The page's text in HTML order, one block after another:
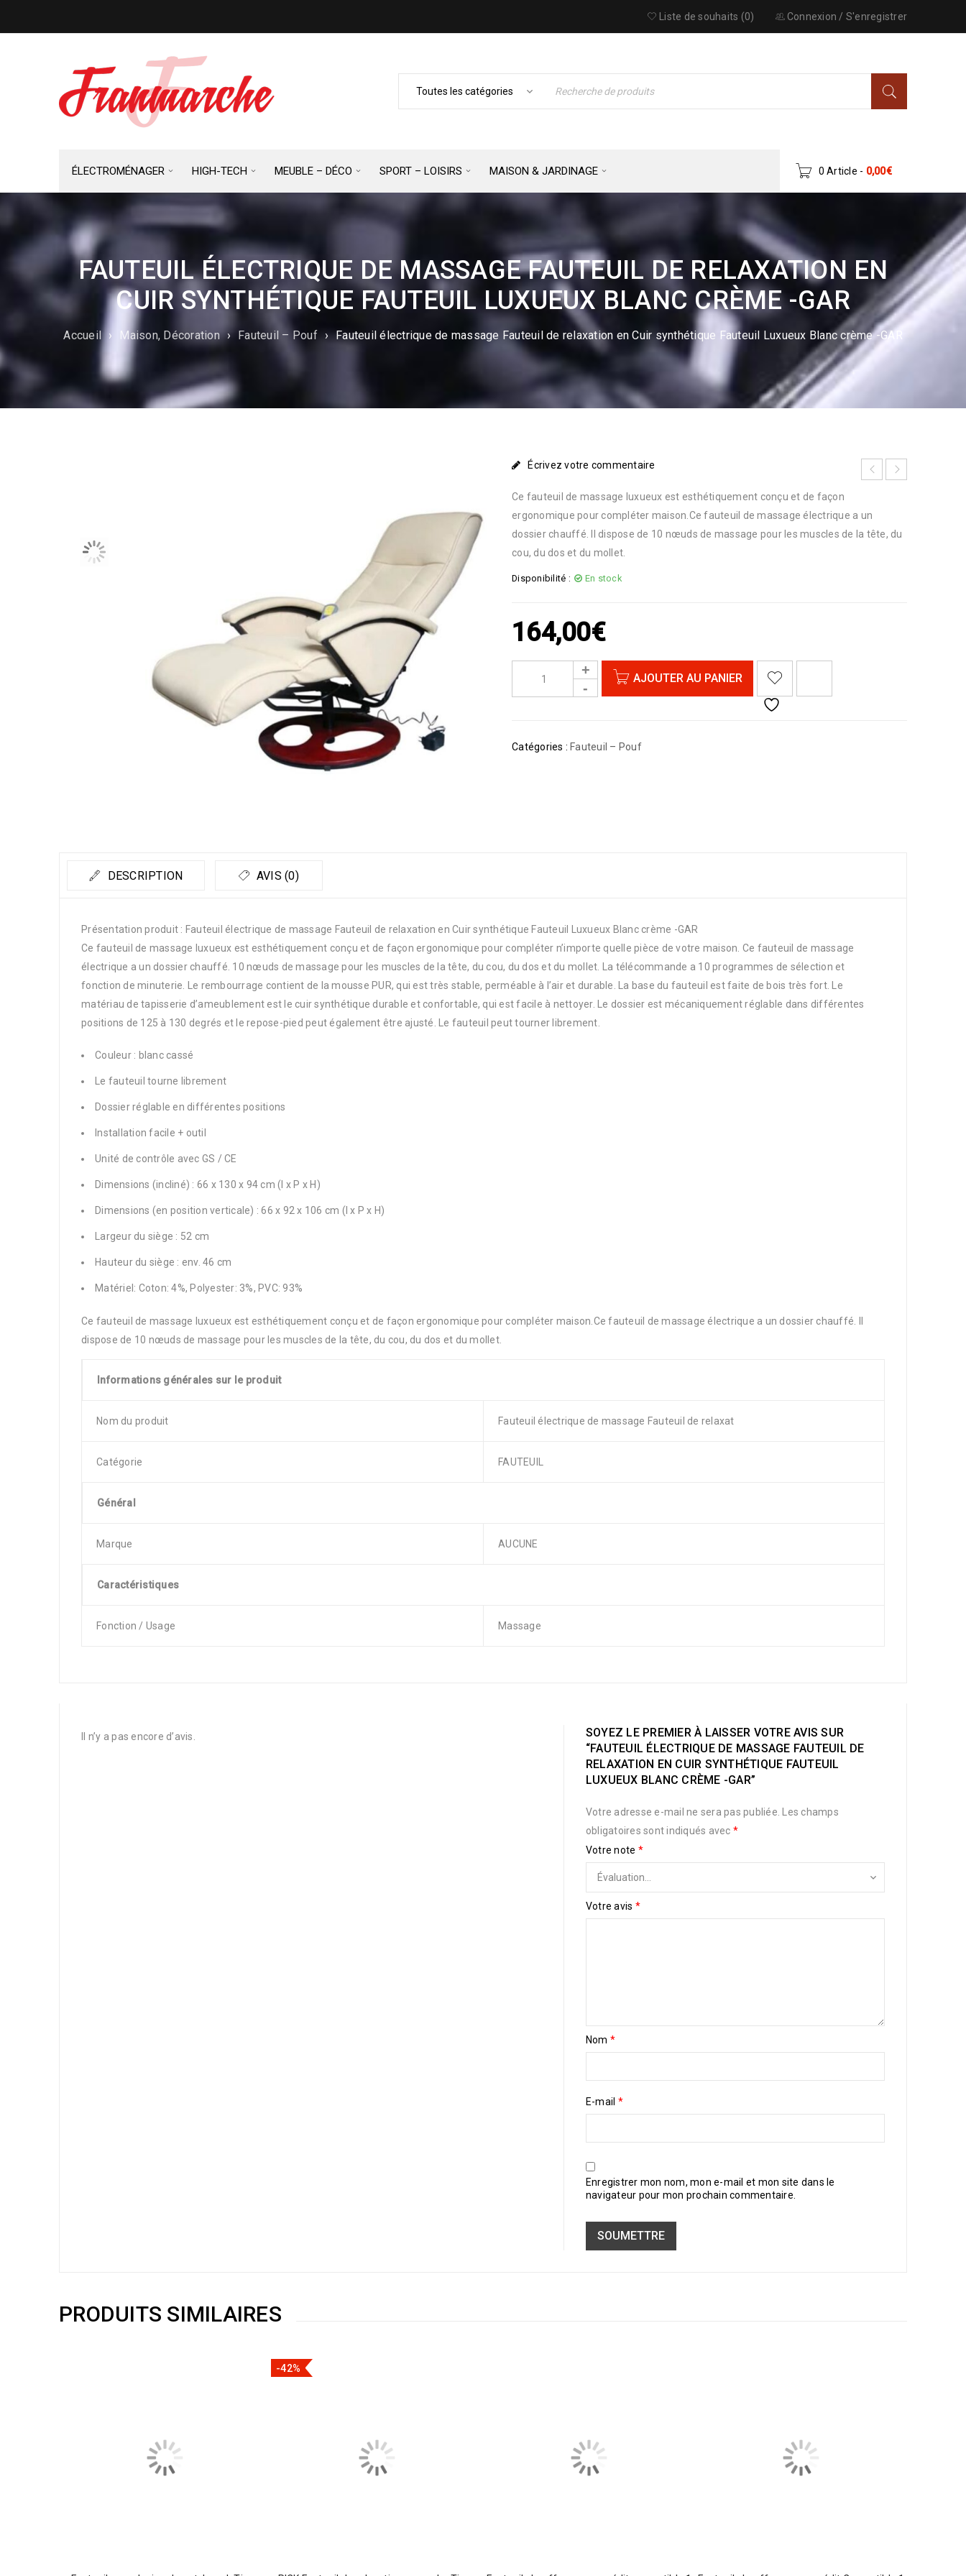
Connexion / S'enregistrer
Liste de souhaits (0)
ÉLECTROMÉNAGER HIGH-TECH MEUBLE – DÉCO SPORT – LOISIRS MAISON & JARDINAGE 0 Article - 0,00€
FAUTEUIL ÉLECTRIQUE DE MASSAGE FAUTEUIL DE RELAXATION EN
CUIR SYNTHÉTIQUE FAUTEUIL LUXUEUX BLANC CRÈME -GAR
Accueil › Maison, Décoration › Fauteuil – Pouf › Fauteuil électrique de massage Fauteuil de relaxation en Cuir synthétique Fauteuil Luxueux Blanc crème -GAR
Écrivez votre commentaire
Ce fauteuil de massage luxueux est esthétiquement conçu et de façon
ergonomique pour compléter maison.Ce fauteuil de massage électrique a un
dossier chauffé. Il dispose de 10 nœuds de massage pour les muscles de la tête, du
cou, du dos et du mollet.
Disponibilité : En stock
164,00€
AJOUTER AU PANIER
Catégories : Fauteuil – Pouf
DESCRIPTION AVIS (0)
Présentation produit : Fauteuil électrique de massage Fauteuil de relaxation en Cuir synthétique Fauteuil Luxueux Blanc crème -GAR
Ce fauteuil de massage luxueux est esthétiquement conçu et de façon ergonomique pour compléter n’importe quelle pièce de votre maison. Ce fauteuil de massage
électrique a un dossier chauffé. 10 nœuds de massage pour les muscles de la tête, du cou, du dos et du mollet. La télécommande a 10 programmes de sélection et
fonction de minuterie. Le rembourrage contient de la mousse PUR, qui est très stable, perméable à l’air et durable. La base du fauteuil est faite de bois très fort. Le
matériau de tapisserie d’ameublement est le cuir synthétique durable et confortable, qui est facile à nettoyer. Le dossier est mécaniquement réglable dans différentes
positions de 125 à 130 degrés et le repose-pied peut également être ajusté. Le fauteuil peut tourner librement.
Couleur : blanc cassé
Le fauteuil tourne librement
Dossier réglable en différentes positions
Installation facile + outil
Unité de contrôle avec GS / CE
Dimensions (incliné) : 66 x 130 x 94 cm (l x P x H)
Dimensions (en position verticale) : 66 x 92 x 106 cm (l x P x H)
Largeur du siège : 52 cm
Hauteur du siège : env. 46 cm
Matériel: Coton: 4%, Polyester: 3%, PVC: 93%
Ce fauteuil de massage luxueux est esthétiquement conçu et de façon ergonomique pour compléter maison.Ce fauteuil de massage électrique a un dossier chauffé. Il
dispose de 10 nœuds de massage pour les muscles de la tête, du cou, du dos et du mollet.
Informations générales sur le produit
Nom du produit Fauteuil électrique de massage Fauteuil de relaxat
Catégorie FAUTEUIL
Général
Marque AUCUNE
Caractéristiques
Fonction / Usage Massage
Il n’y a pas encore d’avis.
SOYEZ LE PREMIER À LAISSER VOTRE AVIS SUR
“FAUTEUIL ÉLECTRIQUE DE MASSAGE FAUTEUIL DE
RELAXATION EN CUIR SYNTHÉTIQUE FAUTEUIL
LUXUEUX BLANC CRÈME -GAR”
Votre adresse e-mail ne sera pas publiée.
Les champs
obligatoires sont indiqués avec *
Votre note *
Votre avis *
Nom *
E-mail *
Enregistrer mon nom, mon e-mail et mon site dans le
navigateur pour mon prochain commentaire.
PRODUITS SIMILAIRES
-42%